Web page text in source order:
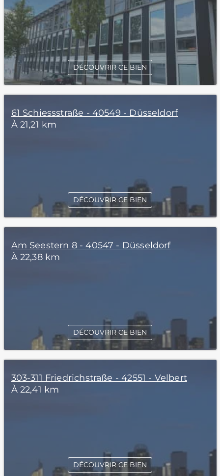
DÉCOUVRIR CE BIEN
61 Schiessstraße - 40549 - Düsseldorf
À 21,21 km
DÉCOUVRIR CE BIEN
Am Seestern 8 - 40547 - Düsseldorf
À 22,38 km
DÉCOUVRIR CE BIEN
303-311 Friedrichstraße - 42551 - Velbert
À 22,41 km
DÉCOUVRIR CE BIEN